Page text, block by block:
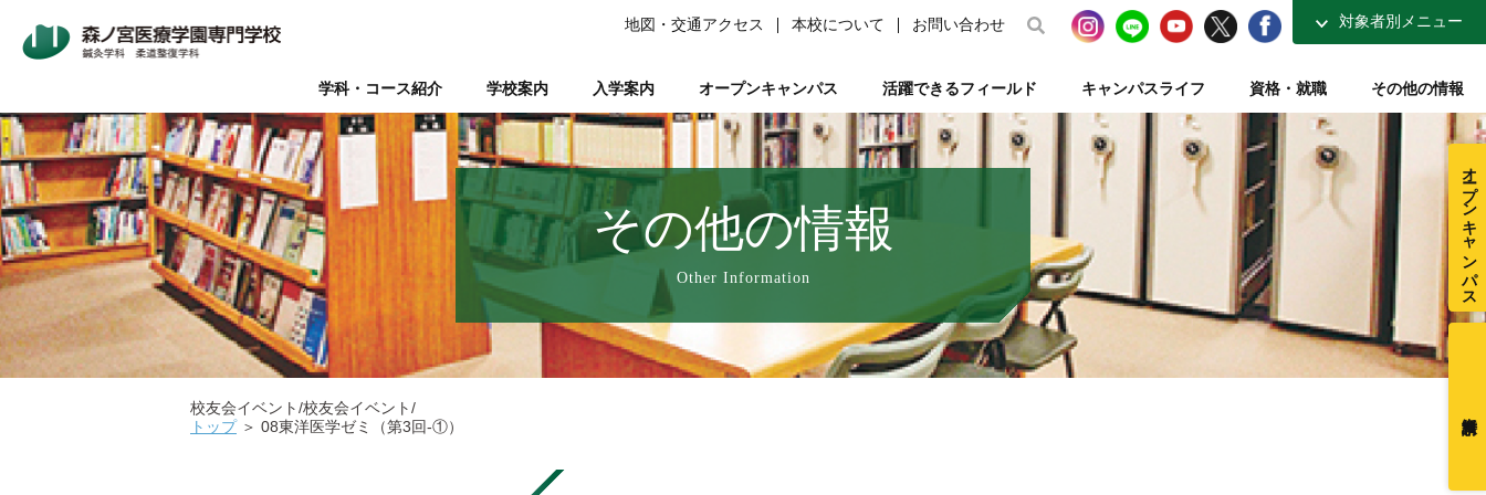
地図・交通アクセス 本校について お問い合わせ 対象者別メニュー
高校生の方へ
社会人・大学生の方へ
在校生ページ
卒業生の方へ
採用ご担当者様へ
学科・コース紹介
Wライセンス制度（鍼灸師+柔道整復師） 鍼灸学科 柔道整復学科 柔整トレーナーコース 夜間コース特集
学校案内
本校について 『臨床の森ノ宮』と呼ばれる理由 校長あいさつ 鍼灸学科 講師紹介 柔道整復学科 講師紹介 施設・図書室紹介
データで見る森ノ宮 動画で知る森ノ宮 森ノ宮の医療×スポーツ スポーツ臨床センター
医療の総合学園 【森ノ宮医療学園】のご紹介 はりきゅうミュージアム
入学案内
入学案内 AO入試 スポーツ特別AO入試 柔道特別AO入試 公募推薦入試 指定校推薦入試 一般入試【テキスト入試】
社会人推薦入試 医療人入試 在校生・卒業生入試 学費・奨学金
オープンキャンパス
オープンキャンパス 平日ミニオープンキャンパス AO入試対策講座
活躍できるフィールド
鍼灸師とは 美容鍼とは 柔道整復師とは スポーツトレーナーとは 柔道整復師と整体師の違い
柔道整復師と理学療法士の違い 女性必見！一緒にめざそモリジョ。
キャンパスライフ
在校生・卒業生の声 学生サポート 学習サポート【学びを支える】 国試サポート【資格取得を支える】
キャリアサポート【就職・開業を支える】 卒業後のサポート【卒業後の活躍を支える】
学生のための保育園【みどりの風保育園】
資格・就職
Wライセンス制度 パーソナルトレーナー資格取得講座 アロマコーディネーター資格取得講座
その他の情報
新着情報 Q&A（よくある質問） 研究活動 フリー冊子【ここ＋から(PLUS)】 テレビ・ラジオ放送【元気もりもり学園】
情報の公表 関係団体ページ お問い合わせ
その他の情報
Other Information
校友会イベント/校友会イベント/
トップ＞ 08東洋医学ゼミ（第3回-①）
オープンキャンパス